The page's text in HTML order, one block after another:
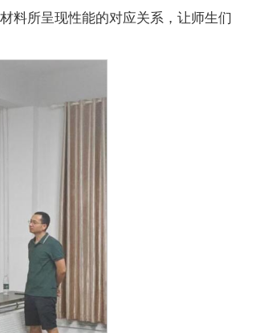
料所呈现性能的对应关系，让师生们